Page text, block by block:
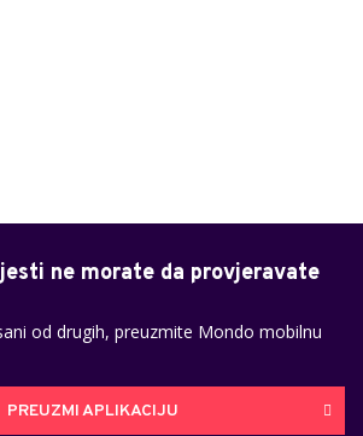
ne morate da provjeravate
od drugih, preuzmite Mondo mobilnu
PREUZMI APLIKACIJU